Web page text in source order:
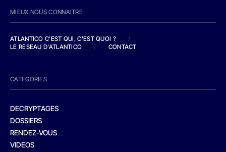
MIEUX NOUS CONNAITRE
ATLANTICO C'EST QUI, C'EST QUOI ?
/
LE RESEAU D'ATLANTICO
/ CONTACT
CATEGORIES
DECRYPTAGES
DOSSIERS
RENDEZ-VOUS
VIDEOS